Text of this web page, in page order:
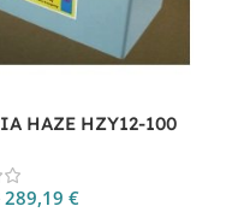
HAZE HZY12-100
289,19€